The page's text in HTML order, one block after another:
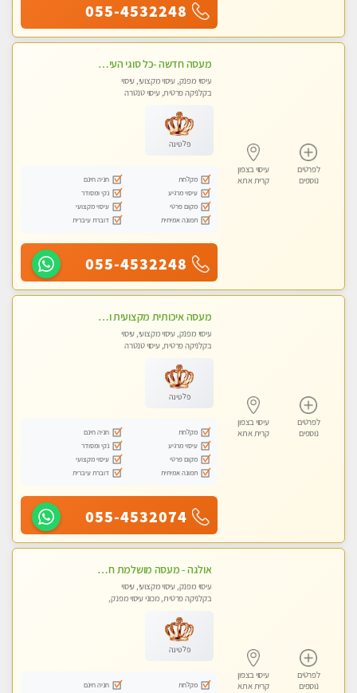
055-4532248
לפרטים
נוספים
עיסוי בצפון
קרית אתא
מעסה חדשה -כל סוגי העיסויים מעסה מקצועית ואיכותית פרטי!!!מומלץ לחלוטין!!
עיסוי מפנק, עיסוי מקצועי, עיסוי
בקלניקה פרטית, עיסוי טנטרה
פלטינה
מקלחת
חניה חינם
עיסוי מרגיע
נקי ומסודר
מקום פרטי
עיסוי מקצועי
תמונה אמיתית
דוברת עיברית
055-4532248
לפרטים
נוספים
עיסוי בצפון
קרית אתא
מעסה איכותית מקצועית ומפנקת. מומלץ !!אבנים חמות
עיסוי מפנק, עיסוי מקצועי, עיסוי
בקלניקה פרטית, עיסוי טנטרה
פלטינה
מקלחת
חניה חינם
עיסוי מרגיע
נקי ומסודר
מקום פרטי
עיסוי מקצועי
תמונה אמיתית
דוברת עיברית
055-4532074
לפרטים
נוספים
עיסוי בצפון
קרית אתא
אולגה - מעסה מושלמת חדשה בעיר ! בחיפה- טל 052-5738058
עיסוי מפנק, עיסוי מקצועי, עיסוי
בקלניקה פרטית, מכוני עיסוי מפנק,
פלטינה
מקלחת
חניה חינם